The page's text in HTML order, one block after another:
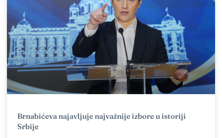
Brnabićeva najavljuje najvažnije izbore u istoriji
Srbije